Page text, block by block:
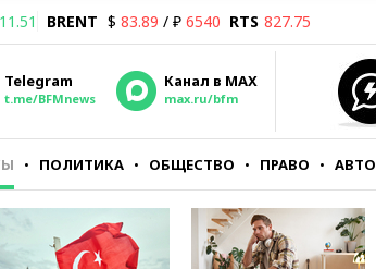
11.51 BRENT $ 83.89 / ₽ 6540 RTS 827.75
Telegram
t.me/BFMnews
Канал в MAX
max.ru/bfm
ПОЛИТИКА ОБЩЕСТВО ПРАВО АВТО